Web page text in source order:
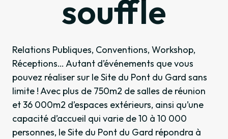
souffle
Relations Publiques, Conventions, Workshop,
Réceptions… Autant d’événements que vous
pouvez réaliser sur le Site du Pont du Gard sans
limite ! Avec plus de 750m2 de salles de réunion
et 36 000m2 d’espaces extérieurs, ainsi qu’une
capacité d’accueil qui varie de 10 à 10 000
personnes, le Site du Pont du Gard répondra à